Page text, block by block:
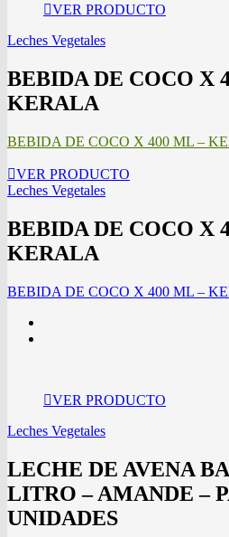
VER PRODUCTO
Leches Vegetales
BEBIDA DE COCO X
KERALA
BEBIDA DE COCO X 400 ML –
VER PRODUCTO
Leches Vegetales
BEBIDA DE COCO X
KERALA
BEBIDA DE COCO X 400 ML –
VER PRODUCTO
Leches Vegetales
LECHE DE AVENA
LITRO – AMANDE –
UNIDADES